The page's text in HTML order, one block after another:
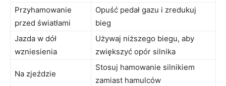
Przyhamowanie
przed światłami
Opuść pedał gazu i zredukuj
bieg
Jazda w dół
wzniesienia
Używaj niższego biegu, aby
zwiększyć opór silnika
Na zjeździe
Stosuj hamowanie silnikiem
zamiast hamulców